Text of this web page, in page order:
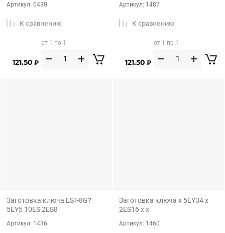
Артикул: 0430
121.50 ₽
от 1 по 1
К сравнению
Артикул: 1487
121.50 ₽
от 1 по 1
К сравнению
Заготовка ключа EST-8G?
5EY5 10ES 2ES8
Артикул: 1436
Заготовка ключа x 5EY34 x
2ES16 x x
Артикул: 1460